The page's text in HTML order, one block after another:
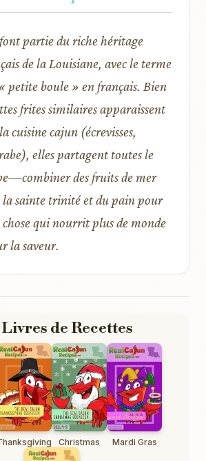
partie du riche héritage
de la Louisiane, avec le terme
petite boule » en français. Bien
frites similaires apparaissent
cuisine cajun (écrevisses,
elles partagent toutes le
des fruits de mer
la sainte trinité et du pain pour
qui nourrit plus de monde
la saveur.
de Recettes
Christmas Mardi Gras